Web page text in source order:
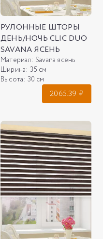
РУЛОННЫЕ ШТОРЫ
ДЕНЬ/НОЧЬ CLIC DUO
SAVANA ЯСЕНЬ
Материал: Savana ясень
Ширина: 35 см
Высота: 30 см
2065.39 ₽